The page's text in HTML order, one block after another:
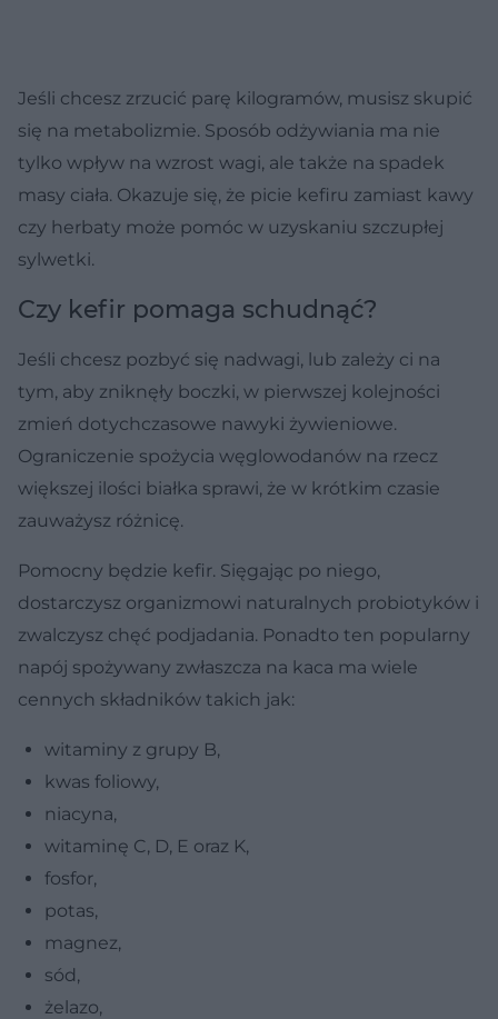
Jeśli chcesz zrzucić parę kilogramów, musisz skupić
się na metabolizmie. Sposób odżywiania ma nie
tylko wpływ na wzrost wagi, ale także na spadek
masy ciała. Okazuje się, że picie kefiru zamiast kawy
czy herbaty może pomóc w uzyskaniu szczupłej
sylwetki.
Czy kefir pomaga schudnąć?
Jeśli chcesz pozbyć się nadwagi, lub zależy ci na
tym, aby zniknęły boczki, w pierwszej kolejności
zmień dotychczasowe nawyki żywieniowe.
Ograniczenie spożycia węglowodanów na rzecz
większej ilości białka sprawi, że w krótkim czasie
zauważysz różnicę.
Pomocny będzie kefir. Sięgając po niego,
dostarczysz organizmowi naturalnych probiotyków i
zwalczysz chęć podjadania. Ponadto ten popularny
napój spożywany zwłaszcza na kaca ma wiele
cennych składników takich jak:
witaminy z grupy B,
kwas foliowy,
niacyna,
witaminę C, D, E oraz K,
fosfor,
potas,
magnez,
sód,
żelazo,